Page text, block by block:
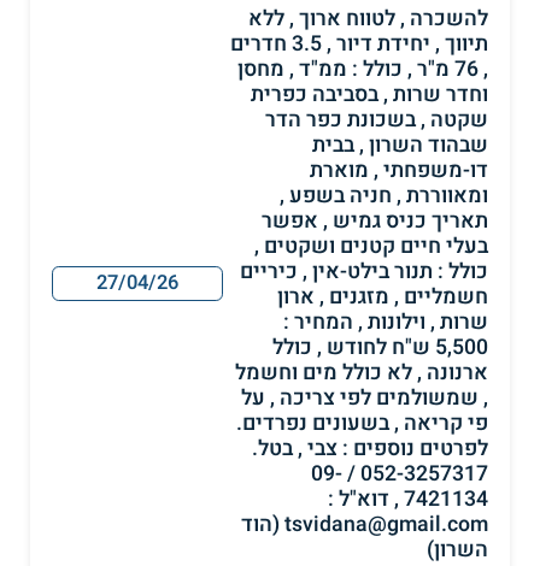
להשכרה , לטווח ארוך , ללא
תיווך , יחידת דיור , 3.5 חדרים
, 76 מ"ר , כולל : ממ"ד , מחסן
וחדר שרות , בסביבה כפרית
שקטה , בשכונת כפר הדר
שבהוד השרון , בבית
דו-משפחתי , מוארת
ומאווררת , חניה בשפע ,
תאריך כניס גמיש , אפשר
בעלי חיים קטנים ושקטים ,
כולל : תנור בילט-אין , כיריים
חשמליים , מזגנים , ארון
שרות , וילונות , המחיר :
5,500 ש"ח לחודש , כולל
ארנונה , לא כולל מים וחשמל
, שמשולמים לפי צריכה , על
פי קריאה , בשעונים נפרדים.
לפרטים נוספים : צבי , בטל.
052-3257317 / 09-
7421134 , דוא"ל :
tsvidana@gmail.com (הוד
השרון)
27/04/26